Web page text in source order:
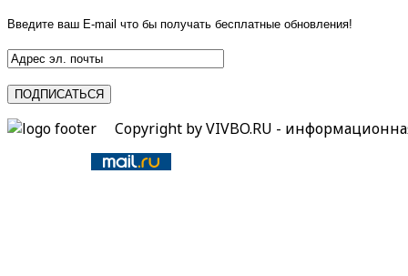
Введите ваш E-mail что бы получать бесплатные обновления!
Copyright by VIVBO.RU -